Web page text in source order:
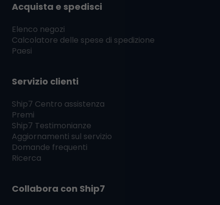
Acquista e spedisci
Elenco negozi
Calcolatore delle spese di spedizione
Paesi
Servizio clienti
Ship7 Centro assistenza
Premi
Ship7 Testimonianze
Aggiornamenti sul servizio
Domande frequenti
Ricerca
Collabora con Ship7